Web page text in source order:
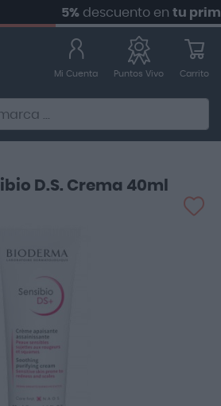
descuento entu primer
Ecommerce Search
Mi Cuenta Puntos Vivo Carrito
D.S. Crema 40ml